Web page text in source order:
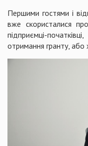
Першими гостями і
вже скористалися
підприємці-
отримання гранту,